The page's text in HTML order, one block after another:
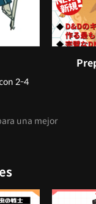
2-4
una mejor